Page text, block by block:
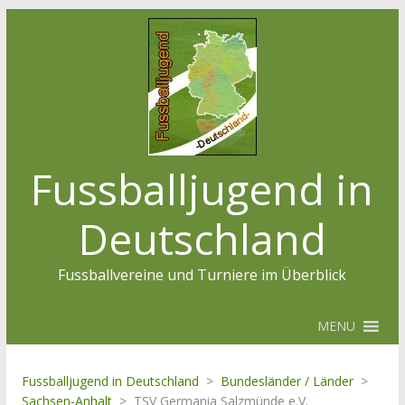
Fussballjugend in
Deutschland
Fussballvereine und Turniere im Überblick
MENU
Fussballjugend in Deutschland > Bundesländer / Länder >
Sachsen-Anhalt > TSV Germania Salzmünde e.V.